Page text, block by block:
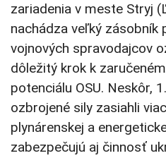
zariadenia v meste Stryj
nachádza veľký zásobník
vojnových spravodajcov
dôležitý krok k
potenciálu OSU. Neskôr,
ozbrojené sily zasiahli
plynárenskej a
zabezpečujú aj činnosť